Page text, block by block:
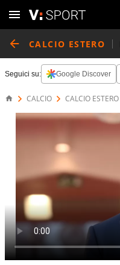
CALCIO ESTERO
Seguici su: Google Discover
CALCIO CALCIO ESTERO